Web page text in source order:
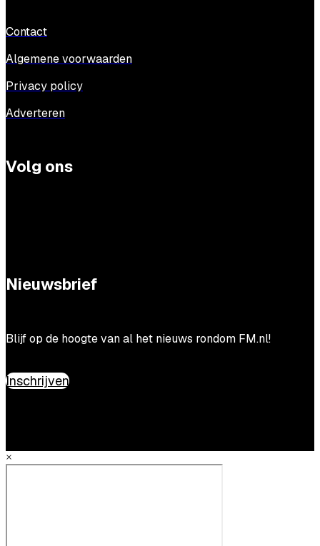
Contact
Algemene voorwaarden
Privacy policy
Adverteren
Volg ons
Nieuwsbrief
Blijf op de hoogte van al het nieuws rondom FM.nl!
Inschrijven
×